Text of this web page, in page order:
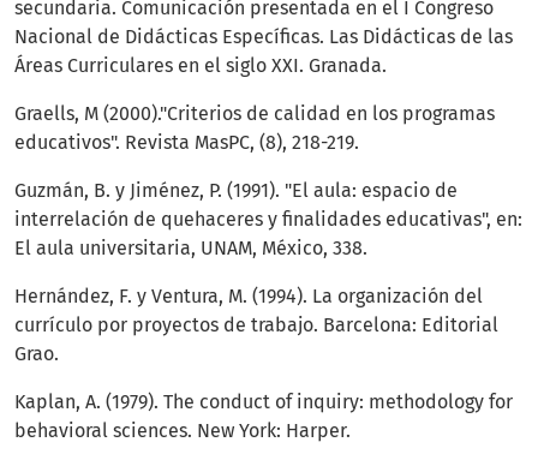
secundaria. Comunicación presentada en el I Congreso
Nacional de Didácticas Específicas. Las Didácticas de las
Áreas Curriculares en el siglo XXI. Granada.
Graells, M (2000)."Criterios de calidad en los programas
educativos". Revista MasPC, (8), 218-219.
Guzmán, B. y Jiménez, P. (1991). "El aula: espacio de
interrelación de quehaceres y finalidades educativas", en:
El aula universitaria, UNAM, México, 338.
Hernández, F. y Ventura, M. (1994). La organización del
currículo por proyectos de trabajo. Barcelona: Editorial
Grao.
Kaplan, A. (1979). The conduct of inquiry: methodology for
behavioral sciences. New York: Harper.